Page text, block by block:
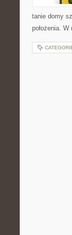
tanie domy
położenia.